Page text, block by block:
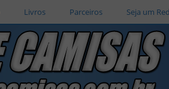
Livros Parceiros Seja um